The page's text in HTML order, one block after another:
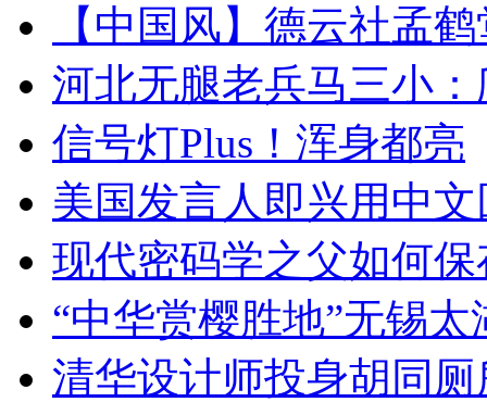
【中国风】德云社孟
河北无腿老兵马三小
信号灯Plus！浑身都亮
美国发言人即兴用中
现代密码学之父如何
“中华赏樱胜地”无锡
清华设计师投身胡同